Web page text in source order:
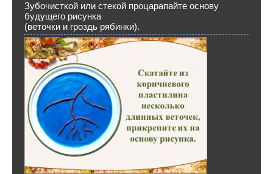
Зубочисткой или стекой процарапайте основу
будущего рисунка
(веточки и гроздь рябинки).